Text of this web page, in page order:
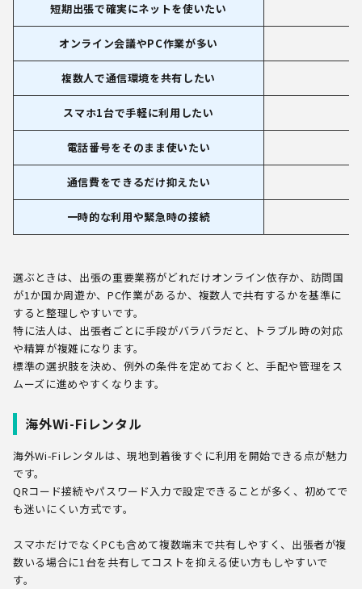
短期出張で確実にネットを使いたい
オンライン会議やPC作業が多い
複数人で通信環境を共有したい
スマホ1台で手軽に利用したい
電話番号をそのまま使いたい
通信費をできるだけ抑えたい
一時的な利用や緊急時の接続
選ぶときは、出張の重要業務がどれだけオンライン依存か、訪問国
が1か国か周遊か、PC作業があるか、複数人で共有するかを基準に
すると整理しやすいです。
特に法人は、出張者ごとに手段がバラバラだと、トラブル時の対応
や精算が複雑になります。
標準の選択肢を決め、例外の条件を定めておくと、手配や管理をス
ムーズに進めやすくなります。
海外Wi-Fiレンタル
海外Wi-Fiレンタルは、現地到着後すぐに利用を開始できる点が魅力
です。
QRコード接続やパスワード入力で設定できることが多く、初めてで
も迷いにくい方式です。
スマホだけでなくPCも含めて複数端末で共有しやすく、出張者が複
数いる場合に1台を共有してコストを抑える使い方もしやすいで
す。